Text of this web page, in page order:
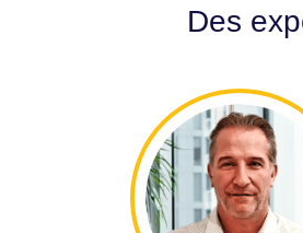
Des